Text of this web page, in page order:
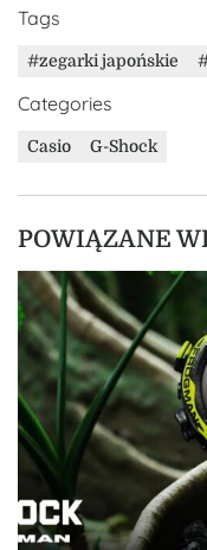
Tags
zegarki japońskie
Categories
Casio G-Shock
POWIĄZANE